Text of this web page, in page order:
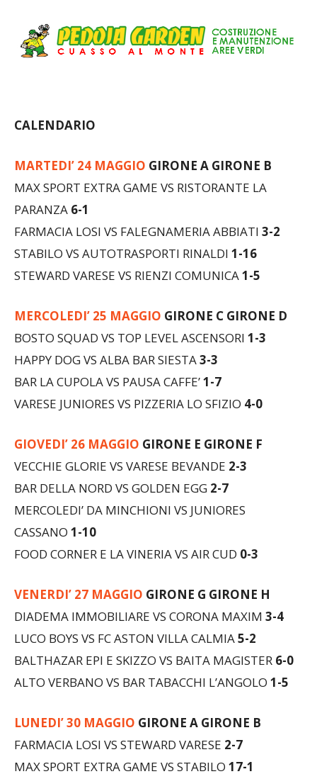
CALENDARIO
MARTEDI’ 24 MAGGIO GIRONE A GIRONE B
MAX SPORT EXTRA GAME VS RISTORANTE LA
PARANZA 6-1
FARMACIA LOSI VS FALEGNAMERIA ABBIATI 3-2
STABILO VS AUTOTRASPORTI RINALDI 1-16
STEWARD VARESE VS RIENZI COMUNICA1-5
MERCOLEDI’ 25 MAGGIO GIRONE C GIRONE D
BOSTO SQUAD VS TOP LEVEL ASCENSORI 1-3
HAPPY DOG VS ALBA BAR SIESTA3-3
BAR LA CUPOLA VS PAUSA CAFFE’1-7
VARESE JUNIORES VS PIZZERIA LO SFIZIO 4-0
GIOVEDI’ 26 MAGGIO GIRONE E GIRONE F
VECCHIE GLORIE VS VARESE BEVANDE 2-3
BAR DELLA NORD VS GOLDEN EGG 2-7
MERCOLEDI’ DA MINCHIONI VS JUNIORES
CASSANO 1-10
FOOD CORNER E LA VINERIA VS AIR CUD 0-3
VENERDI’ 27 MAGGIO GIRONE G GIRONE H
DIADEMA IMMOBILIARE VS CORONA MAXIM 3-4
LUCO BOYS VS FC ASTON VILLA CALMIA5-2
BALTHAZAR EPI E SKIZZO VS BAITA MAGISTER 6-0
ALTO VERBANO VS BAR TABACCHI L’ANGOLO 1-5
LUNEDI’ 30 MAGGIO GIRONE A GIRONE B
FARMACIA LOSI VS STEWARD VARESE 2-7
MAX SPORT EXTRA GAME VS STABILO 17-1